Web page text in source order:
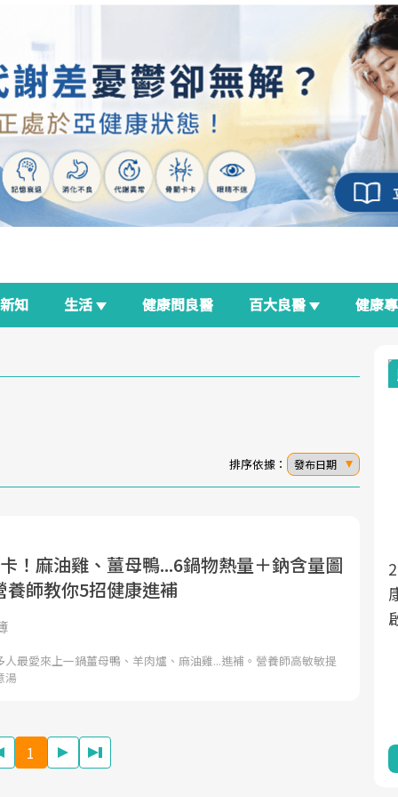
新知 生活 健康問良醫 百大良醫 健康
排序依據： 發布日期
！麻油雞、薑母鴨...6鍋物熱量＋鈉含量圖
養師教你5招健康進補
最愛來上一鍋薑母鴨、羊肉爐、麻油雞...進補。營養師高敏敏提
湯
1
面對超高齡社會的浪潮，台灣正在快速邁
向「健康照護」的新時代。隨著國家政策
心議題。然而，健檢不只是醫療院所的服
良醫生活祭
2025年，就到良醫生活祭體驗「一站式健
康新生活」，從講座、體驗到運動，全面